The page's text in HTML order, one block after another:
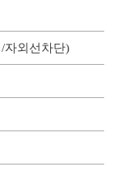
자외선차단)